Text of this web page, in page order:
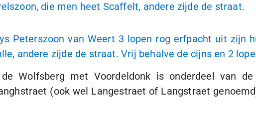
die men heet Scaffelt, andere zijde de straat.
Peterszoon van Weert 3 lopen rog erfpacht uit zijn
andere zijde de straat. Vrij behalve de cijns en 2
Wolfsberg met Voordeldonk is onderdeel van
(ook wel Langestraet of Langstraet